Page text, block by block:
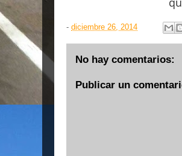
- diciembre 26, 2014
No hay comentarios:
Publicar un